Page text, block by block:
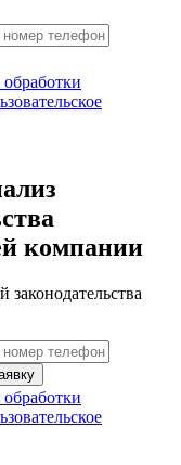
компании